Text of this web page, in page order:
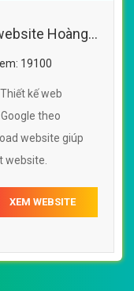
Hoàng
chuẩn SEO
19100
kế web
theo
website giúp
website.
XEM WEBSITE